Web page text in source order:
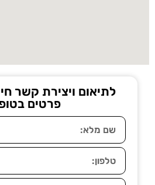
לתיאום ויצירת קשר
פרטים